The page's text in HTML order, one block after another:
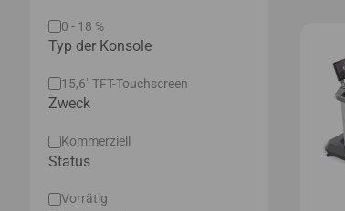
Incline
0 - 18 %
Typ der Konsole
Console
type
15,6" TFT-Touchscreen
Zweck
Purpose
Kommerziell
Status
Status
Vorrätig